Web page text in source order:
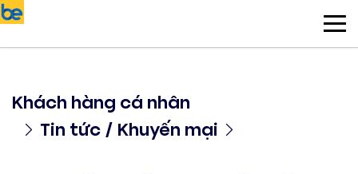
Khách hàng cá nhân
Tin tức / Khuyến mại